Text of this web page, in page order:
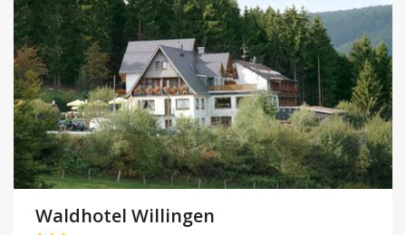
Waldhotel Willingen